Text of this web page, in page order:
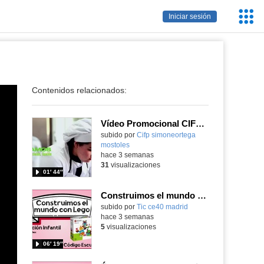
Iniciar sesión
Contenidos relacionados:
Vídeo Promocional CIFP Simone Ortega
Contenido educativo.
subido por Cifp simoneortega
mostoles
01′ 44″
-
hace 3 semanas
31 visualizaciones
Construimos el mundo con Lego
subido por Tic ce40 madrid
06′ 19″
hace 3 semanas
5visualizaciones